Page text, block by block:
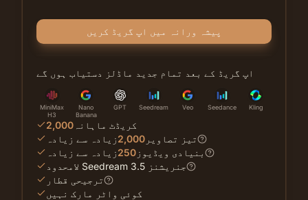
پیشہ ورانہ میں اپ گریڈ کریں
اپ گریڈ کے بعد تمام جدید ماڈلز دستیاب ہوں گے
MiniMax
H3
Nano
Banana
GPT Seedream Veo Seedance Kling
2,000 کریڈٹ ماہانہ
زیادہ سے زیادہ2,000 تیز تصاویر
زیادہ سے زیادہ250 بنیادی ویڈیوز
لامحدود Seedream 3.5 جنریشنز
ترجیحی قطار
کوئی واٹر مارک نہیں